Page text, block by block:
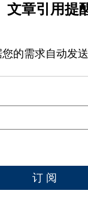
文章引用提
的需求自动发